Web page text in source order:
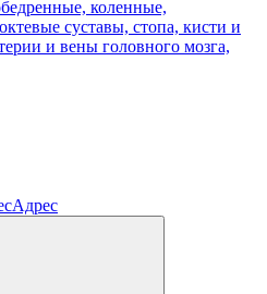
коленные,
суставы, стопа, кисти и
и вены головного мозга,
Адрес